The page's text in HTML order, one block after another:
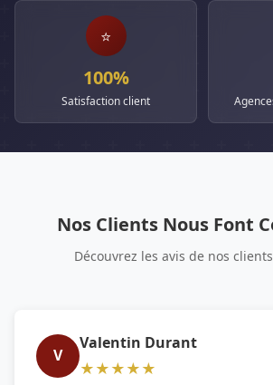
⭐
100%
Satisfaction client
Nos Clients Nous Font
Découvrez les avis de nos
V
Valentin Durant
★★★★★